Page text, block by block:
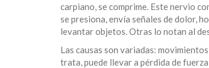
carpiano, se comprime. Este nervio
se presiona, envía señales de dolor,
levantar objetos. Otras lo notan al
Las causas son variadas:
trata, puede llevar a pérdida de